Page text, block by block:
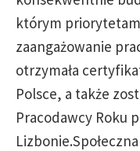
którym
zaangażowanie
otrzymała
Polsce, a także
Pracodawcy Roku